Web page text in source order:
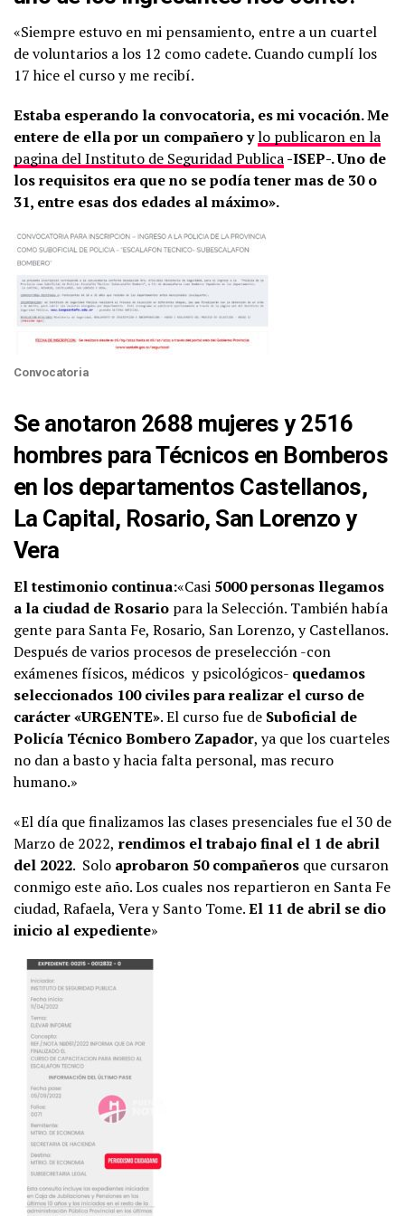
«Siempre estuvo en mi pensamiento, entre a un cuartel
de voluntarios a los 12 como cadete. Cuando cumplí los
17 hice el curso y me recibí.
Estaba esperando la convocatoria, es mi vocación. Me
entere de ella por un compañero ylo publicaron en la
pagina del Instituto de Seguridad Publica-ISEP-. Uno de
los requisitos era que no se podía tener mas de 30 o
31, entre esas dos edades al máximo».
Convocatoria
Se anotaron 2688 mujeres y 2516
hombres para Técnicos en Bomberos
en los departamentos Castellanos,
La Capital, Rosario, San Lorenzo y
Vera
El testimonio continua:«Casi 5000 personas llegamos
a la ciudad de Rosario para la Selección. También había
gente para Santa Fe, Rosario, San Lorenzo, y Castellanos.
Después de varios procesos de preselección -con
exámenes físicos, médicos y psicológicos- quedamos
seleccionados 100 civiles para realizar el curso de
carácter «URGENTE». El curso fue de Suboficial de
Policía Técnico Bombero Zapador, ya que los cuarteles
no dan a basto y hacia falta personal, mas recuro
humano.»
«El día que finalizamos las clases presenciales fue el 30 de
Marzo de 2022, rendimos el trabajo final el 1 de abril
del 2022. Solo aprobaron 50 compañeros que cursaron
conmigo este año. Los cuales nos repartieron en Santa Fe
ciudad, Rafaela, Vera y Santo Tome.El 11 de abril se dio
inicio al expediente»